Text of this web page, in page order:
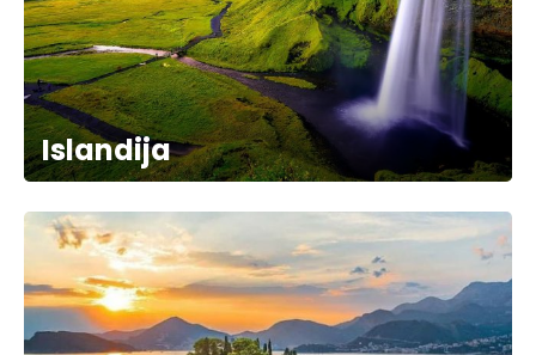
Islandija